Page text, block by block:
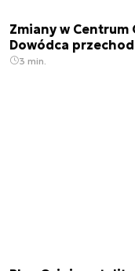
Zmiany w
Dowódca
3 min.